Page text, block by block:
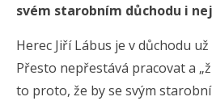
svém starobním důchodu i
Herec Jiří Lábus je v důchodu
Přesto nepřestává pracovat a
to proto, že by se svým